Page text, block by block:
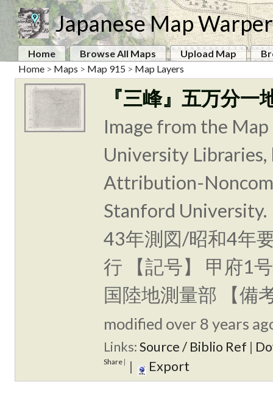
Japanese Map Warper
Home Browse All Maps Upload Map
Home > Maps > Map 915 > Map Layers
『三峰』五万分一
Image from the
University Libraries,
Attribution-
Stanford
43年測図/昭和4年
行 【記号】 甲府1
国陸地測量部 【備
modified over 8 years
Links:Source / Biblio Ref |
Share | Export